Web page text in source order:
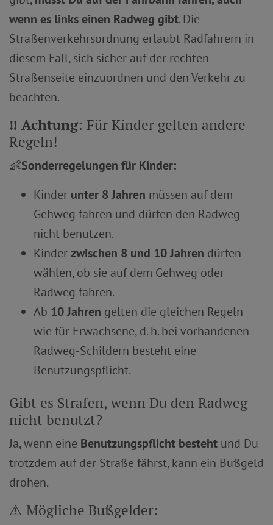
wenn es links einen Radweg gibt. Die
Straßenverkehrsordnung erlaubt Radfahrern in
diesem Fall, sich sicher auf der rechten
Straßenseite einzuordnen und den Verkehr zu
beachten.
‼️ Achtung: Für Kinder gelten andere
Regeln!
👶Sonderregelungen für Kinder:
Kinder unter 8 Jahren müssen auf dem
Gehweg fahren und dürfen den Radweg
nicht benutzen.
Kinderzwischen 8 und 10 Jahren dürfen
wählen, ob sie auf dem Gehweg oder
Radweg fahren.
Ab 10 Jahren gelten die gleichen Regeln
wie für Erwachsene, d. h. bei vorhandenen
Radweg-Schildern besteht eine
Benutzungspflicht.
Gibt es Strafen, wenn Du den Radweg
nicht benutzt?
Ja, wenn eine Benutzungspflicht besteht und Du
trotzdem auf der Straße fährst, kann ein Bußgeld
drohen.
⚠️ Mögliche Bußgelder: